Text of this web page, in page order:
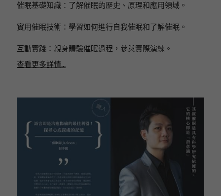
催眠基礎知識：了解催眠的歷史、原理和應用領域。
實用催眠技術：學習如何進行自我催眠和了解催眠。
互動實踐：親身體驗催眠過程，參與實際演練。
查看更多詳情...